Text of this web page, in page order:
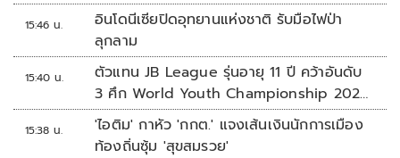
15:46 น.
อินโดนีเซียปิดอุทยานแห่งชาติ รับมือไฟป่า
ลุกลาม
15:40 น.
ตัวแทน JB League รุ่นอายุ 11 ปี คว้าอันดับ
3 ศึก World Youth Championship 2026
ที่สิงคโปร์
15:38 น.
'ไอติม' กาหัว 'กกต.' แจงเส้นเงินนักการเมือง
ท้องถิ่นซุ้ม 'สุขสมรวย'